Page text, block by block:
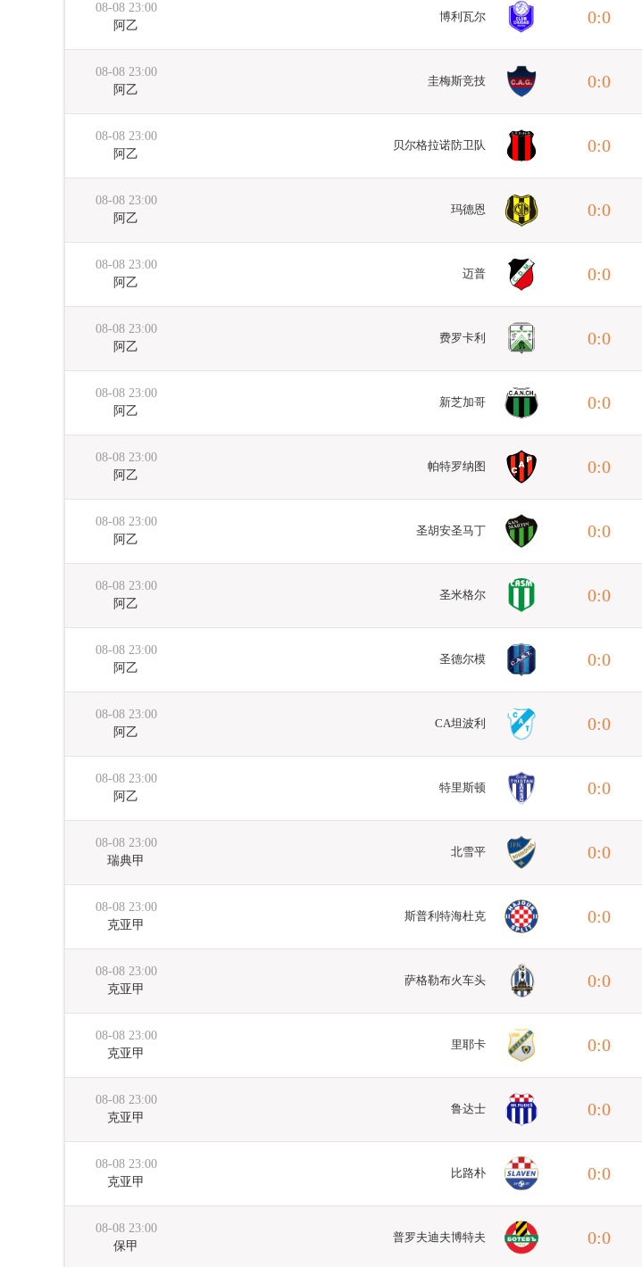
08-08 23:00
阿乙
博利瓦尔 0:0
08-08 23:00
阿乙
圭梅斯竞技 0:0
08-08 23:00
阿乙
贝尔格拉诺防卫队 0:0
08-08 23:00
阿乙
玛德恩 0:0
08-08 23:00
阿乙
迈普 0:0
08-08 23:00
阿乙
费罗卡利 0:0
08-08 23:00
阿乙
新芝加哥 0:0
08-08 23:00
阿乙
帕特罗纳图 0:0
08-08 23:00
阿乙
圣胡安圣马丁 0:0
08-08 23:00
阿乙
圣米格尔 0:0
08-08 23:00
阿乙
圣德尔模 0:0
08-08 23:00
阿乙
CA坦波利 0:0
08-08 23:00
阿乙
特里斯顿 0:0
08-08 23:00
瑞典甲
北雪平 0:0
08-08 23:00
克亚甲
斯普利特海杜克 0:0
08-08 23:00
克亚甲
萨格勒布火车头 0:0
08-08 23:00
克亚甲
里耶卡 0:0
08-08 23:00
克亚甲
鲁达士 0:0
08-08 23:00
克亚甲
比路朴 0:0
08-08 23:00
保甲
普罗夫迪夫博特夫 0:0